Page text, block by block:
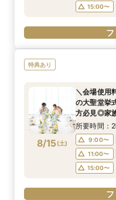
15:00〜
特典あり
8/15(土)
＼会場使用
の大聖堂挙
方必見◎家
所要時間：
9:00〜
11:00〜
15:00〜